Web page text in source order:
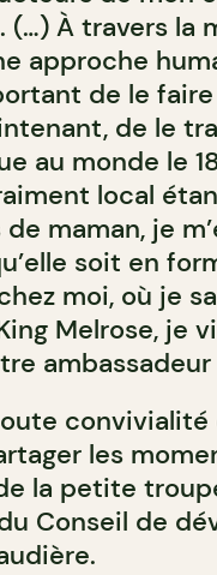
(…) À travers la
approche
de le
de le
au monde le
local
maman, je
soit en
moi, où je
Melrose, je
les
la petite
Conseil de